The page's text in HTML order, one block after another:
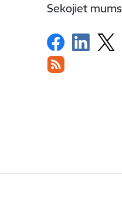
Sekojiet mums